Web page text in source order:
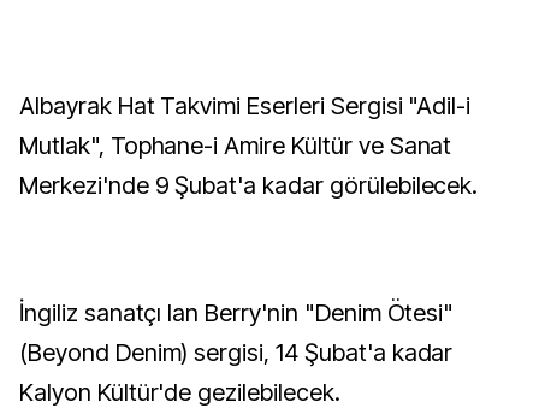
Albayrak Hat Takvimi Eserleri Sergisi "Adil-i
Mutlak", Tophane-i Amire Kültür ve Sanat
Merkezi'nde 9 Şubat'a kadar görülebilecek.
İngiliz sanatçı Ian Berry'nin "Denim Ötesi"
(Beyond Denim) sergisi, 14 Şubat'a kadar
Kalyon Kültür'de gezilebilecek.